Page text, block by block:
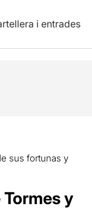
i entrades
sus fortunas y
y